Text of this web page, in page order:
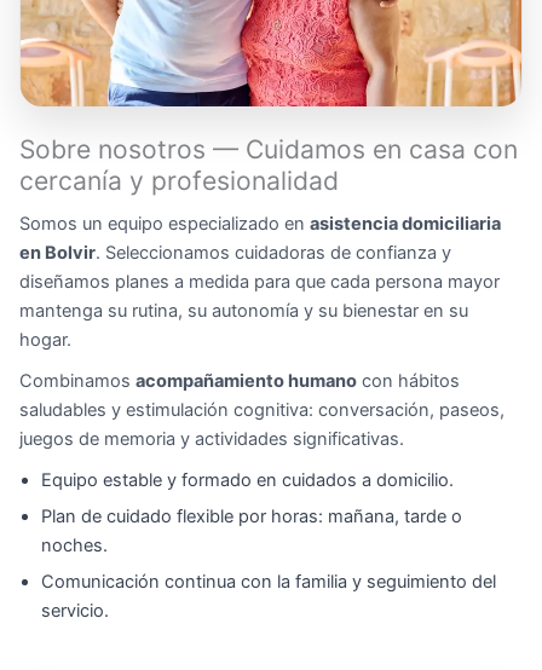
Sobre nosotros — Cuidamos en casa con
cercanía y profesionalidad
Somos un equipo especializado en asistencia domiciliaria
en Bolvir. Seleccionamos cuidadoras de confianza y
diseñamos planes a medida para que cada persona mayor
mantenga su rutina, su autonomía y su bienestar en su
hogar.
Combinamos acompañamiento humano con hábitos
saludables y estimulación cognitiva: conversación, paseos,
juegos de memoria y actividades significativas.
Equipo estable y formado en cuidados a domicilio.
Plan de cuidado flexible por horas: mañana, tarde o
noches.
Comunicación continua con la familia y seguimiento del
servicio.